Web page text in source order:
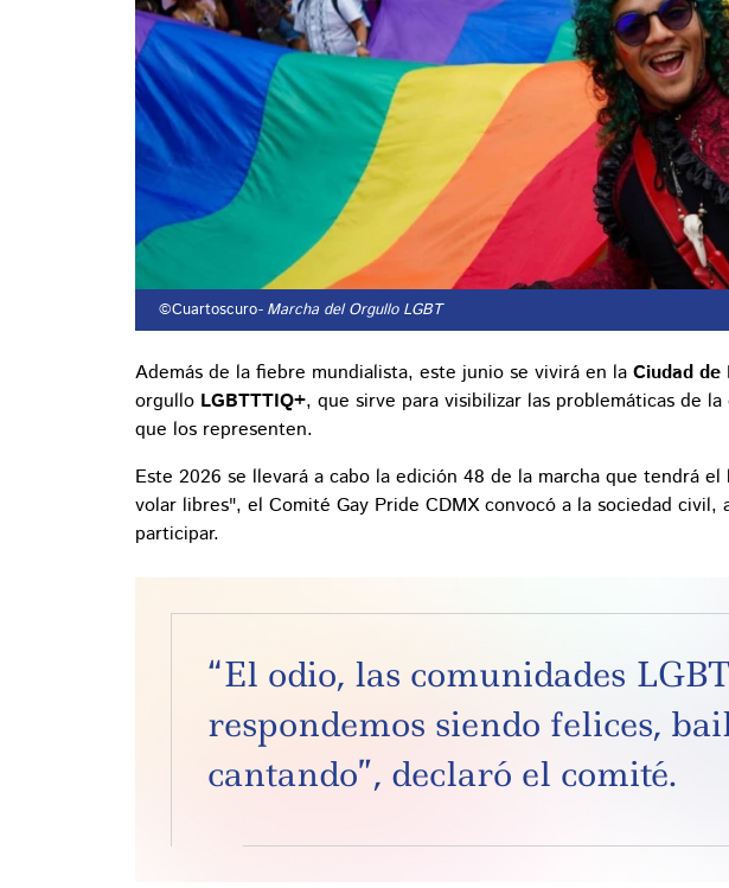
©Cuartoscuro- Marcha del Orgullo LGBT
Además de la fiebre mundialista, este junio se vivirá en la Ciudad de
orgullo LGBTTTIQ+, que sirve para visibilizar las problemáticas de
que los representen.
Este 2026 se llevará a cabo la edición 48 de la marcha que tendrá el
volar libres", el Comité Gay Pride CDMX convocó a la sociedad civil,
participar.
“El odio, las comunidades
respondemos siendo felices,
cantando”, declaró el comité.